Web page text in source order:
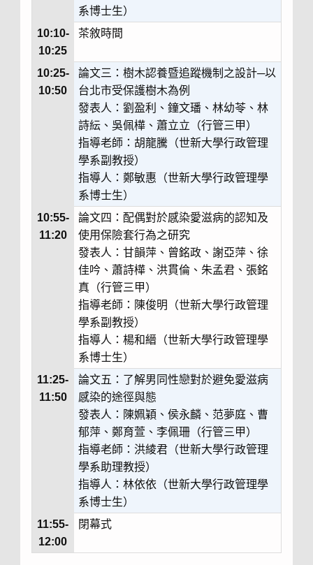
系博士生）
10:10-
10:25
茶敘時間
10:25-
10:50
論文三：樹木認養暨追蹤機制之設計─以
台北市受保護樹木為例
發表人：劉盈利、鐘文璠、林幼苓、林
詩紜、吳佩樺、蕭立立（行管三甲）
指導老師：胡龍騰（世新大學行政管理
學系副教授）
指導人：鄭敏惠（世新大學行政管理學
系博士生）
10:55-
11:20
論文四：配偶對於感染愛滋病的認知及
使用保險套行為之研究
發表人：甘韻萍、曾銘政、謝亞萍、徐
佳吟、蕭詩樺、洪貫倫、朱孟君、張銘
真（行管三甲）
指導老師：陳俊明（世新大學行政管理
學系副教授）
指導人：楊和縉（世新大學行政管理學
系博士生）
11:25-
11:50
論文五：了解男同性戀對於避免愛滋病
感染的途徑與態
發表人：陳姵穎、侯永麟、范夢庭、曹
郁萍、鄭育萱、李佩珊（行管三甲）
指導老師：洪綾君（世新大學行政管理
學系助理教授）
指導人：林依依（世新大學行政管理學
系博士生）
11:55-
12:00
閉幕式